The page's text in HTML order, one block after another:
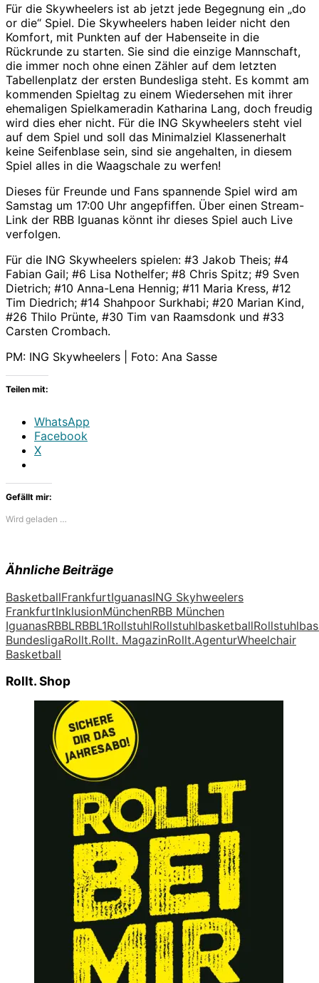
Für die Skywheelers ist ab jetzt jede Begegnung ein „do
or die“ Spiel. Die Skywheelers haben leider nicht den
Komfort, mit Punkten auf der Habenseite in die
Rückrunde zu starten. Sie sind die einzige Mannschaft,
die immer noch ohne einen Zähler auf dem letzten
Tabellenplatz der ersten Bundesliga steht. Es kommt am
kommenden Spieltag zu einem Wiedersehen mit ihrer
ehemaligen Spielkameradin Katharina Lang, doch freudig
wird dies eher nicht. Für die ING Skywheelers steht viel
auf dem Spiel und soll das Minimalziel Klassenerhalt
keine Seifenblase sein, sind sie angehalten, in diesem
Spiel alles in die Waagschale zu werfen!
Dieses für Freunde und Fans spannende Spiel wird am
Samstag um 17:00 Uhr angepfiffen. Über einen Stream-
Link der RBB Iguanas könnt ihr dieses Spiel auch Live
verfolgen.
Für die ING Skywheelers spielen: #3 Jakob Theis; #4
Fabian Gail; #6 Lisa Nothelfer; #8 Chris Spitz; #9 Sven
Dietrich; #10 Anna-Lena Hennig; #11 Maria Kress, #12
Tim Diedrich; #14 Shahpoor Surkhabi; #20 Marian Kind,
#26 Thilo Prünte, #30 Tim van Raamsdonk und #33
Carsten Crombach.
PM: ING Skywheelers | Foto: Ana Sasse
Teilen mit:
WhatsApp
Facebook
X
Gefällt mir:
Wird geladen …
Ähnliche Beiträge
BasketballFrankfurtIguanasING Skyhweelers
FrankfurtInklusionMünchenRBB München
IguanasRBBLRBBL1RollstuhlRollstuhlbasketball
BundesligaRollt.Rollt. MagazinRollt.AgenturWheelchair
Basketball
Rollt. Shop